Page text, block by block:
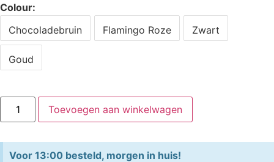
Colour
Chocoladebruin
Flamingo Roze Zwart
Goud
Toevoegen aan winkelwagen
Voor 13:00 besteld, morgen in huis!